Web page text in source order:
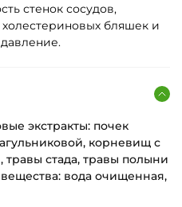
стенок сосудов,
бляшек и
экстракты: почек
корневищ с
стада, травы полыни
вода очищенная,